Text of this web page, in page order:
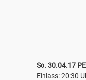
So. 30.04.17
Einlass: 20:30